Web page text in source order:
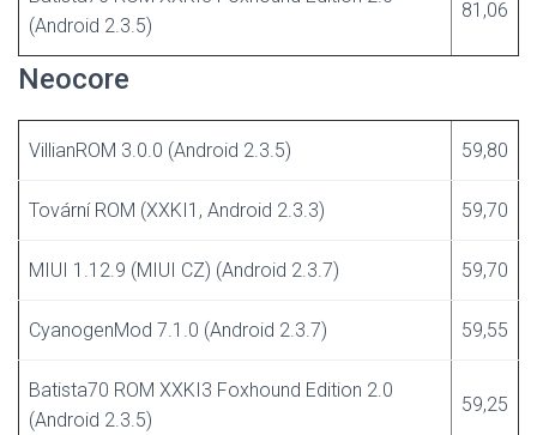
(Android 2.3.5)
81,06
Neocore
VillianROM 3.0.0 (Android 2.3.5) 59,80
Tovární ROM (XXKI1, Android 2.3.3) 59,70
MIUI 1.12.9 (MIUI CZ) (Android 2.3.7) 59,70
CyanogenMod 7.1.0 (Android 2.3.7) 59,55
Batista70 ROM XXKI3 Foxhound Edition 2.0
(Android 2.3.5)
59,25